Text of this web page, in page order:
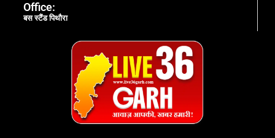
Office:
बस स्टैंड पिथौरा